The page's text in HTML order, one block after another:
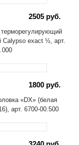
2505 руб.
терморегулирующий
Calypso exact ½, арт.
1800 руб.
«DX» (белая
арт. 6700-00.500